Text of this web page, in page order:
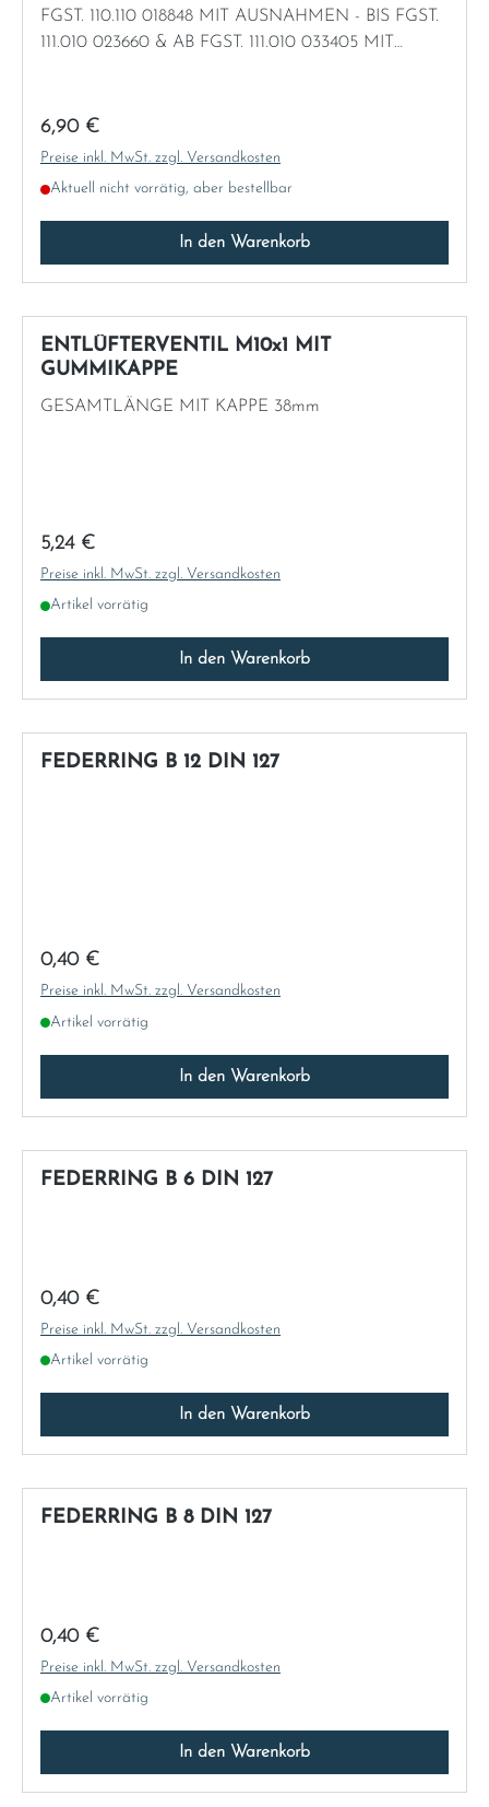
FGST. 110.110 018848 MIT AUSNAHMEN - BIS FGST.
111.010 023660 & AB FGST. 111.010 033405 MIT
Regulärer Preis:
6,90 €
Preise inkl. MwSt. zzgl. Versandkosten
Aktuell nicht vorrätig, aber bestellbar
In den Warenkorb
ENTLÜFTERVENTIL M10x1 MIT
GUMMIKAPPE
GESAMTLÄNGE MIT KAPPE 38mm
Regulärer Preis:
5,24 €
Preise inkl. MwSt. zzgl. Versandkosten
Artikel vorrätig
In den Warenkorb
FEDERRING B 12 DIN 127
Regulärer Preis:
0,40 €
Preise inkl. MwSt. zzgl. Versandkosten
Artikel vorrätig
In den Warenkorb
FEDERRING B 6 DIN 127
Regulärer Preis:
0,40 €
Preise inkl. MwSt. zzgl. Versandkosten
Artikel vorrätig
In den Warenkorb
FEDERRING B 8 DIN 127
Regulärer Preis:
0,40 €
Preise inkl. MwSt. zzgl. Versandkosten
Artikel vorrätig
In den Warenkorb